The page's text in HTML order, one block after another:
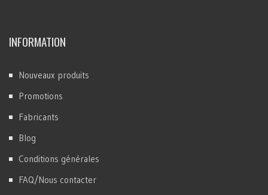
INFORMATION
Nouveaux produits
Promotions
Fabricants
Blog
Conditions générales
FAQ/Nous contacter